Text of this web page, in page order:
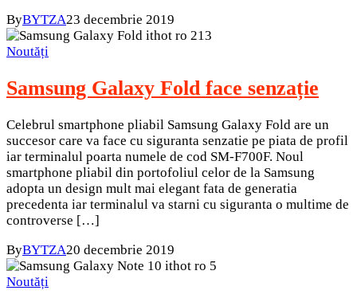
ByBYTZA23 decembrie 2019
Noutăți
Samsung Galaxy Fold face senzație
Celebrul smartphone pliabil Samsung Galaxy Fold are un
succesor care va face cu siguranta senzatie pe piata de profil
iar terminalul poarta numele de cod SM-F700F. Noul
smartphone pliabil din portofoliul celor de la Samsung
adopta un design mult mai elegant fata de generatia
precedenta iar terminalul va starni cu siguranta o multime de
controverse […]
ByBYTZA20 decembrie 2019
Noutăți